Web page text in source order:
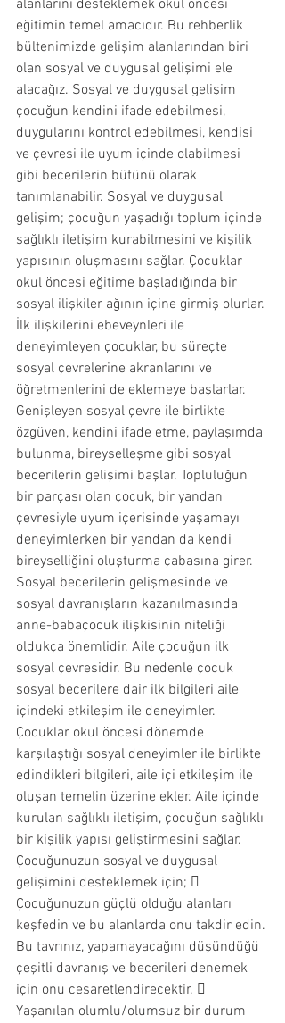
alanlarını desteklemek okul öncesi
eğitimin temel amacıdır. Bu rehberlik
bültenimizde gelişim alanlarından biri
olan sosyal ve duygusal gelişimi ele
alacağız. Sosyal ve duygusal gelişim
çocuğun kendini ifade edebilmesi,
duygularını kontrol edebilmesi, kendisi
ve çevresi ile uyum içinde olabilmesi
gibi becerilerin bütünü olarak
tanımlanabilir. Sosyal ve duygusal
gelişim; çocuğun yaşadığı toplum içinde
sağlıklı iletişim kurabilmesini ve kişilik
yapısının oluşmasını sağlar. Çocuklar
okul öncesi eğitime başladığında bir
sosyal ilişkiler ağının içine girmiş olurlar.
İlk ilişkilerini ebeveynleri ile
deneyimleyen çocuklar, bu süreçte
sosyal çevrelerine akranlarını ve
öğretmenlerini de eklemeye başlarlar.
Genişleyen sosyal çevre ile birlikte
özgüven, kendini ifade etme, paylaşımda
bulunma, bireyselleşme gibi sosyal
becerilerin gelişimi başlar. Topluluğun
bir parçası olan çocuk, bir yandan
çevresiyle uyum içerisinde yaşamayı
deneyimlerken bir yandan da kendi
bireyselliğini oluşturma çabasına girer.
Sosyal becerilerin gelişmesinde ve
sosyal davranışların kazanılmasında
anne-babaçocuk ilişkisinin niteliği
oldukça önemlidir. Aile çocuğun ilk
sosyal çevresidir. Bu nedenle çocuk
sosyal becerilere dair ilk bilgileri aile
içindeki etkileşim ile deneyimler.
Çocuklar okul öncesi dönemde
karşılaştığı sosyal deneyimler ile birlikte
edindikleri bilgileri, aile içi etkileşim ile
oluşan temelin üzerine ekler. Aile içinde
kurulan sağlıklı iletişim, çocuğun sağlıklı
bir kişilik yapısı geliştirmesini sağlar.
Çocuğunuzun sosyal ve duygusal
gelişimini desteklemek için; 
Çocuğunuzun güçlü olduğu alanları
keşfedin ve bu alanlarda onu takdir edin.
Bu tavrınız, yapamayacağını düşündüğü
çeşitli davranış ve becerileri denemek
için onu cesaretlendirecektir. 
Yaşanılan olumlu/olumsuz bir durum